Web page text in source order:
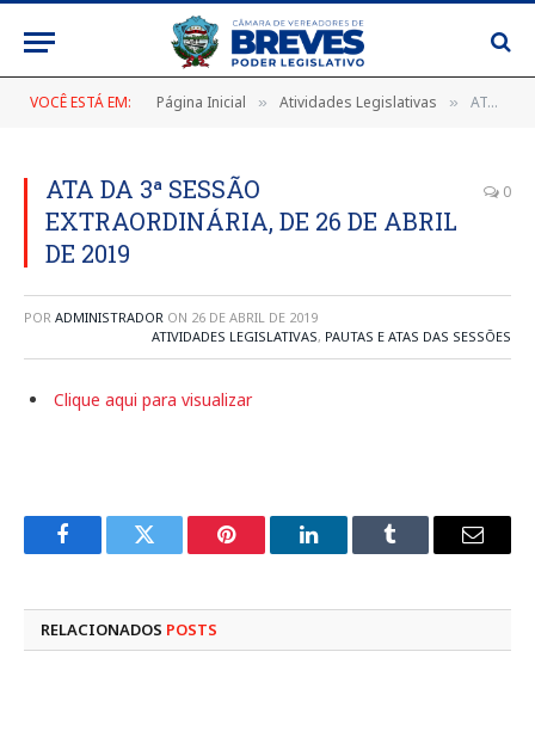
VOCÊ ESTÁ EM: Página Inicial » Atividades Legislativas » ATA DA 3ª SESSÃO EXTRAORDINÁRIA, DE 26 DE ABRIL DE 2019
ATA DA 3ª SESSÃO
EXTRAORDINÁRIA, DE 26 DE ABRIL
DE 2019
0
POR ADMINISTRADOR ON 26 DE ABRIL DE 2019
ATIVIDADES LEGISLATIVAS, PAUTAS E ATAS DAS SESSÕES
Clique aqui para visualizar
FacebookTwitter Pinterest LinkedInTumblr
E-
RELACIONADOS POSTS